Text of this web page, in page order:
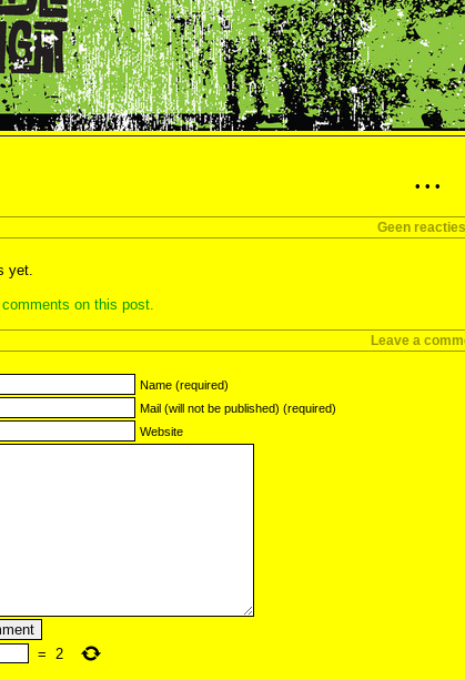
• • •
Geen reacties
yet.
on this post.
Leave a
Name (required)
Mail (will not be published) (required)
Website
= 2